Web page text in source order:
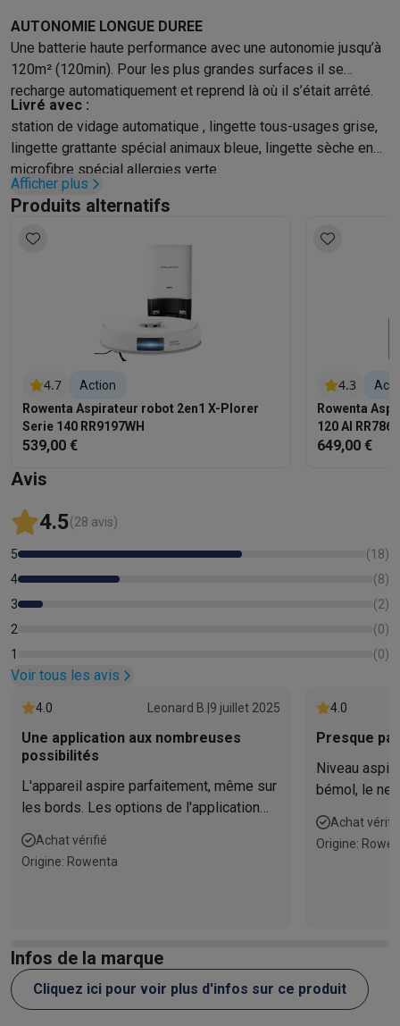
AUTONOMIE LONGUE DUREE
Une batterie haute performance avec une autonomie jusqu’à
120m² (120min). Pour les plus grandes surfaces il se
recharge automatiquement et reprend là où il s’était arrêté.
Livré avec :
station de vidage automatique , lingette tous-usages grise,
lingette grattante spécial animaux bleue, lingette sèche en
microfibre spécial allergies verte.
Afficher plus
Produits alternatifs
4.7
Action
Rowenta Aspirateur robot 2en1 X-Plorer
Serie 140 RR9197WH
539,00 €
4.3
Rowenta
120 AI
649,00 €
Avis
4.5(28 avis)
5 (18)
4
(8)
3
(2)
2
(0)
1
(0)
Voir tous les avis
4.0 Leonard B. 9 juillet 2025
Une application aux nombreuses
possibilités
L'appareil aspire parfaitement, même sur
les bords. Les options de l'application
pour régler la puissance d'aspiration ou
le volume d'eau par zone sont tout
simplement géniales ! Et pour ce prix !
Achat vérifié
Origine: Rowenta
4.0
Presque
Niveau
bémol, le
quelques
il est
de mon
Achat
Origine:
Infos de la marque
Cliquez ici pour voir plus d'infos sur ce produit